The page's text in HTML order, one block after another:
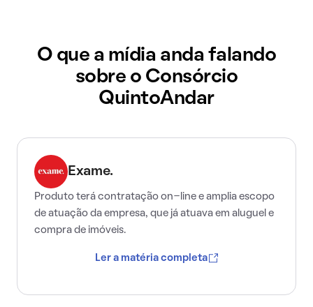
O que a mídia anda falando
sobre o Consórcio
QuintoAndar
Exame.
Produto terá contratação on-line e amplia escopo
de atuação da empresa, que já atuava em aluguel e
compra de imóveis.
Ler a matéria completa